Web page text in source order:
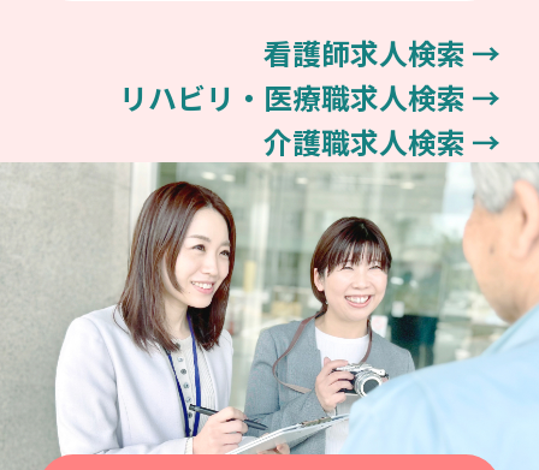
看護師求人検索 →
リハビリ・医療職求人検索 →
介護職求人検索 →